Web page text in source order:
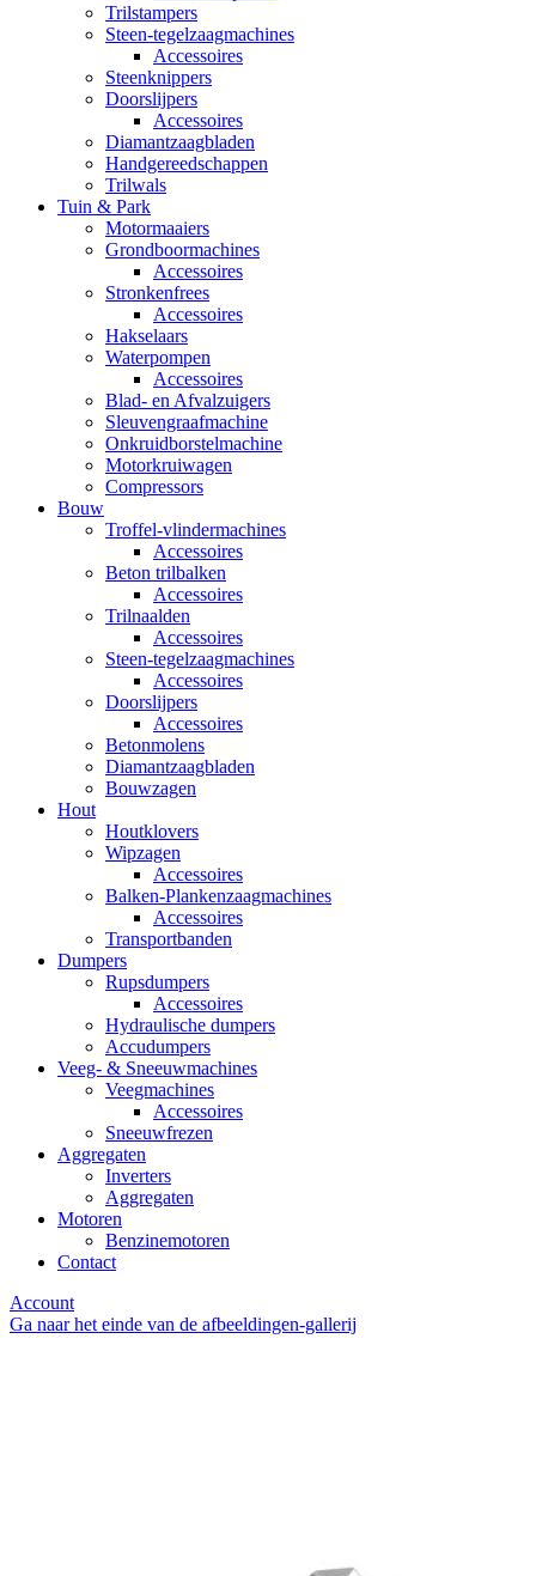
Trilstampers
Steen-tegelzaagmachines
Accessoires
Steenknippers
Doorslijpers
Accessoires
Diamantzaagbladen
Handgereedschappen
Trilwals
Tuin & Park
Motormaaiers
Grondboormachines
Accessoires
Stronkenfrees
Accessoires
Hakselaars
Waterpompen
Accessoires
Blad- en Afvalzuigers
Sleuvengraafmachine
Onkruidborstelmachine
Motorkruiwagen
Compressors
Bouw
Troffel-vlindermachines
Accessoires
Beton trilbalken
Accessoires
Trilnaalden
Accessoires
Steen-tegelzaagmachines
Accessoires
Doorslijpers
Accessoires
Betonmolens
Diamantzaagbladen
Bouwzagen
Hout
Houtklovers
Wipzagen
Accessoires
Balken-Plankenzaagmachines
Accessoires
Transportbanden
Dumpers
Rupsdumpers
Accessoires
Hydraulische dumpers
Accudumpers
Veeg- & Sneeuwmachines
Veegmachines
Accessoires
Sneeuwfrezen
Aggregaten
Inverters
Aggregaten
Motoren
Benzinemotoren
Contact
Account
Ga naar het einde van de afbeeldingen-gallerij